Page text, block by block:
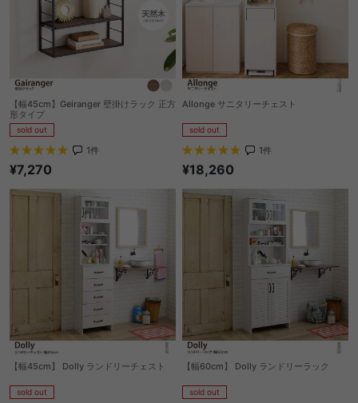
【幅45cm】Geiranger 壁掛けラック 正方
形タイプ
sold out
1件
¥7,270
Allonge サニタリーチェスト
sold out
1件
¥18,260
【幅45cm】 Dolly ランドリーチェスト
sold out
【幅60cm】 Dolly ランドリーラック
sold out